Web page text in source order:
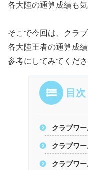
各大陸の通算成績も気
そこで今回は、クラ
各大陸王者の通算成
参考にしてみてくださ
目次
クラブワ
クラブワ
クラブワ